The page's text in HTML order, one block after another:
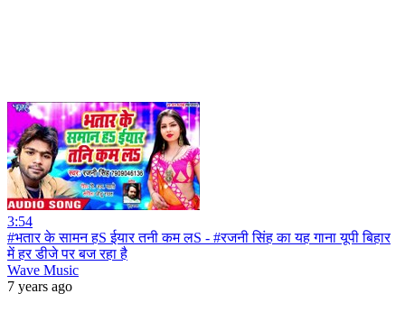
3:54
#भतार के सामन हS ईयार तनी कम लS - #रजनी सिंह का यह गाना यूपी बिहार
में हर डीजे पर बज रहा है
Wave Music
7 years ago